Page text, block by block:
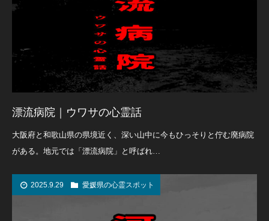
漂流病院｜ウワサの心霊話
大阪府と和歌山県の県境近く、深い山中に今もひっそりと佇む廃病院
がある。地元では「漂流病院」と呼ばれ…
2025.9.29 愛媛県の心霊スポット